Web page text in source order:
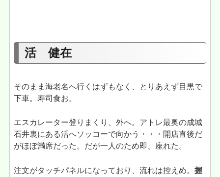
活 健在
そのまま海老名へ行くはずもなく、とりあえず目黒で
下車。寿司食お。
エスカレーター登りまくり、外へ。アトレ最奥の成城
石井裏にある活へソッコーで向かう・・・開店直後だ
がほぼ満席だった。だが一人のため即、座れた。
注文がタッチパネルになっており、流れは控えめ。握